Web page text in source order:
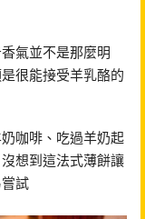
氣並不是那麼明
很能接受羊乳酪的
咖啡、吃過羊奶起
想到這法式薄餅讓
試